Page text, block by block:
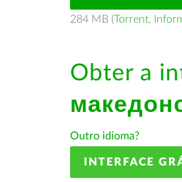
284 MB (Torrent,
Obter a
Outro idioma?
INTERFACE